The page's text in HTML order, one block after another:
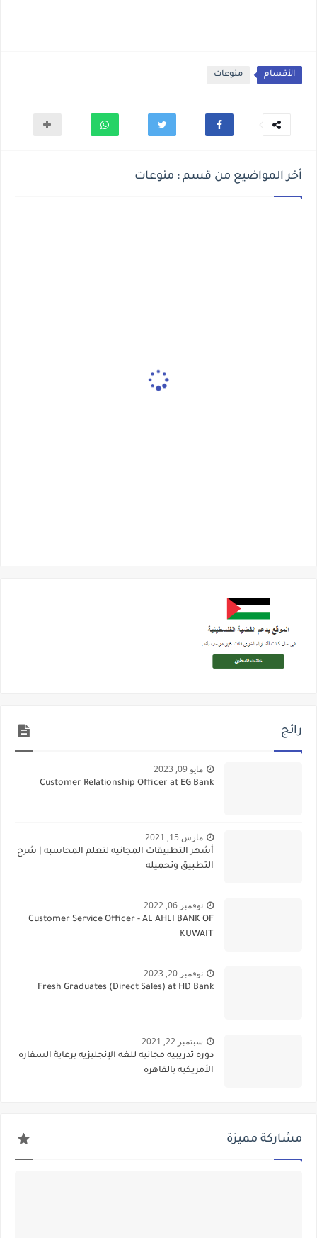
الأقسام منوعات
أخر المواضيع من قسم : منوعات
رائج
مايو 09, 2023
Customer Relationship Officer at EG Bank
مارس 15, 2021
أشهر التطبيقات المجانيه لتعلم المحاسبه | شرح
التطبيق وتحميله
نوفمبر 06, 2022
Customer Service Officer - AL AHLI BANK OF
KUWAIT
نوفمبر 20, 2023
Fresh Graduates (Direct Sales) at HD Bank
سبتمبر 22, 2021
دوره تدريبيه مجانيه للغه الإنجليزيه برعاية السفاره
الأمريكيه بالقاهره
مشاركة مميزة